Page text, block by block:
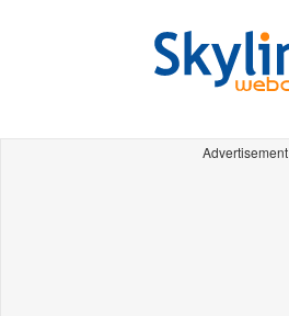
Advertisement